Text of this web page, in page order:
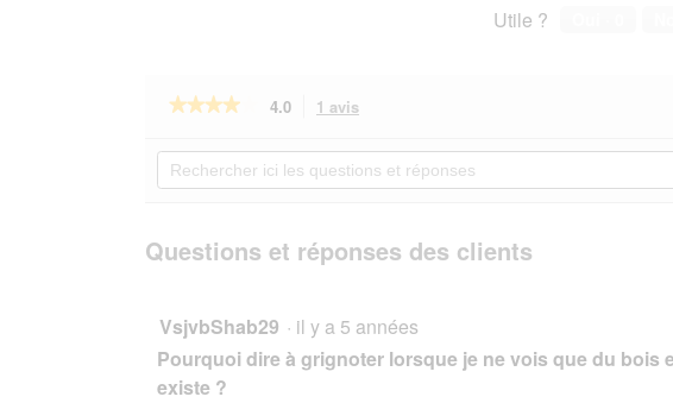
Utile ?
★★★★★
★★★★★
avis
sur
grignoter
ANIO
4.0 1 avis
vous
redirigera
avis.
Rechercher
ici
et
réponses
Questions et réponses des clients
VsjvbShab29 · il y a 5 années
Pourquoi dire à grignoter lorsque je ne vois que du
existe ?